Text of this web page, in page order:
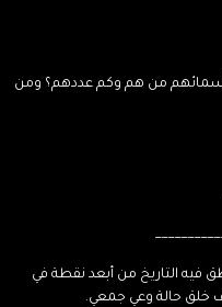
من هم وكم عددهم؟ ومن
التاريخ من أبعد نقطة في
خلق حالة وعي جمعي.